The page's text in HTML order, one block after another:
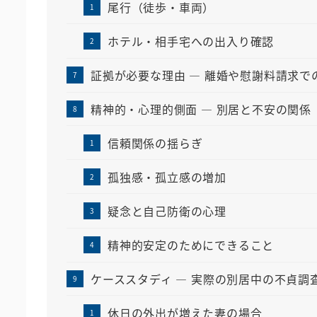
尾行（徒歩・車両）
ホテル・相手宅への出入り確認
証拠が必要な理由 ― 離婚や慰謝料請求で
精神的・心理的側面 ― 別居と不安の関係
信頼関係の揺らぎ
孤独感・孤立感の増加
疑念と自己防衛の心理
精神的安定のためにできること
ケーススタディ ― 実際の別居中の不貞調
休日の外出が増えた妻の場合